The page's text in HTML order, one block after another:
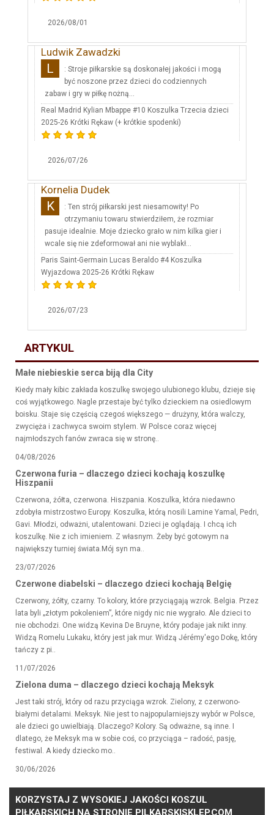
2026/08/01
Ludwik Zawadzki
L
: Stroje piłkarskie są doskonałej jakości i mogą
być noszone przez dzieci do codziennych
zabaw i gry w piłkę nożną...
Real Madrid Kylian Mbappe #10 Koszulka Trzecia dzieci
2025-26 Krótki Rękaw (+ krótkie spodenki)
2026/07/26
Kornelia Dudek
K
: Ten strój piłkarski jest niesamowity! Po
otrzymaniu towaru stwierdziłem, że rozmiar
pasuje idealnie. Moje dziecko grało w nim kilka gier i
wcale się nie zdeformował ani nie wyblakł...
Paris Saint-Germain Lucas Beraldo #4 Koszulka
Wyjazdowa 2025-26 Krótki Rękaw
2026/07/23
ARTYKUL
Małe niebieskie serca biją dla City
Kiedy mały kibic zakłada koszulkę swojego ulubionego klubu, dzieje się
coś wyjątkowego. Nagle przestaje być tylko dzieckiem na osiedlowym
boisku. Staje się częścią czegoś większego — drużyny, która walczy,
zwycięża i zachwyca swoim stylem. W Polsce coraz więcej
najmłodszych fanów zwraca się w stronę..
04/08/2026
Czerwona furia – dlaczego dzieci kochają koszulkę
Hiszpanii
Czerwona, żółta, czerwona. Hiszpania. Koszulka, która niedawno
zdobyła mistrzostwo Europy. Koszulka, którą nosili Lamine Yamal, Pedri,
Gavi. Młodzi, odważni, utalentowani. Dzieci je oglądają. I chcą ich
koszulkę. Nie z ich imieniem. Z własnym. Żeby być gotowym na
największy turniej świata.Mój syn ma..
23/07/2026
Czerwone diabelski – dlaczego dzieci kochają Belgię
Czerwony, żółty, czarny. To kolory, które przyciągają wzrok. Belgia. Przez
lata byli „złotym pokoleniem”, które nigdy nic nie wygrało. Ale dzieci to
nie obchodzi. One widzą Kevina De Bruyne, który podaje jak nikt inny.
Widzą Romelu Lukaku, który jest jak mur. Widzą Jérémy'ego Dokę, który
tańczy z pi..
11/07/2026
Zielona duma – dlaczego dzieci kochają Meksyk
Jest taki strój, który od razu przyciąga wzrok. Zielony, z czerwono-
białymi detalami. Meksyk. Nie jest to najpopularniejszy wybór w Polsce,
ale dzieci go uwielbiają. Dlaczego? Kolory. Są odważne, są inne. I
dlatego, że Meksyk ma w sobie coś, co przyciąga – radość, pasję,
festiwal. A kiedy dziecko mo..
30/06/2026
KORZYSTAJ Z WYSOKIEJ JAKOŚCI KOSZUL
PIŁKARSKICH NA STRONIE PILKARSKISKLEP.COM